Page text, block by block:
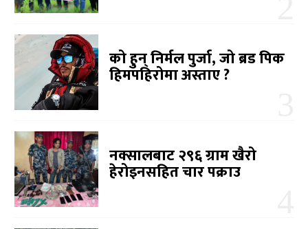
को हुन् निर्मल पुर्जा, जो ब्रड पिक
हिमपहिरोमा अस्ताए ?
नक्सालबाट २९६ ग्राम खैरो
हेरोइनसहित चार पक्राउ